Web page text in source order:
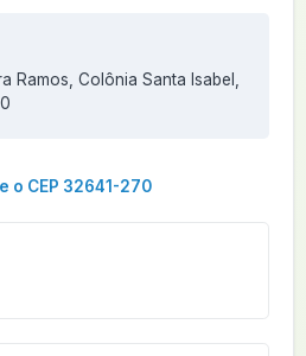
Ramos, Colônia Santa Isabel,
o CEP 32641-270